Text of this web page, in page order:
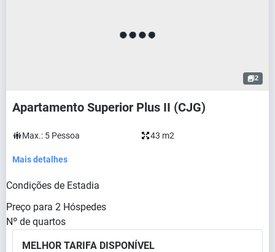
2
Apartamento Superior Plus II (CJG)
Max.: 5 Pessoa 43 m2
Mais detalhes
Condições de Estadia
Preço para 2 Hóspedes
Nº de quartos
MELHOR TARIFA DISPONÍVEL